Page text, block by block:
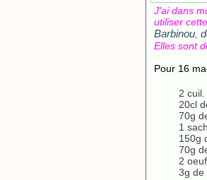
J'ai dans
utiliser
Barbinou
Elles sont
Pour 16
2
20cl
70g
1
150g
70g
2
3g de